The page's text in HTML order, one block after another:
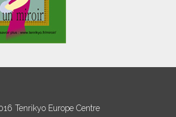
Tenrikyo Europe Centre